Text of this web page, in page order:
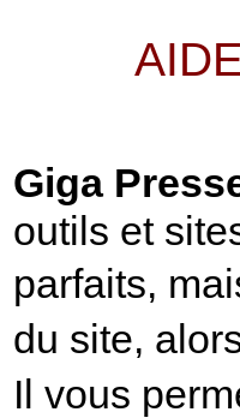
Giga
outils et
parfaits,
du site,
Il vous